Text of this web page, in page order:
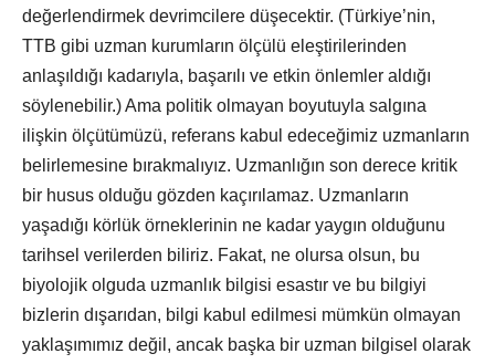
değerlendirmek devrimcilere düşecektir. (Türkiye’nin,
TTB gibi uzman kurumların ölçülü eleştirilerinden
anlaşıldığı kadarıyla, başarılı ve etkin önlemler aldığı
söylenebilir.) Ama politik olmayan boyutuyla salgına
ilişkin ölçütümüzü, referans kabul edeceğimiz uzmanların
belirlemesine bırakmalıyız. Uzmanlığın son derece kritik
bir husus olduğu gözden kaçırılamaz. Uzmanların
yaşadığı körlük örneklerinin ne kadar yaygın olduğunu
tarihsel verilerden biliriz. Fakat, ne olursa olsun, bu
biyolojik olguda uzmanlık bilgisi esastır ve bu bilgiyi
bizlerin dışarıdan, bilgi kabul edilmesi mümkün olmayan
yaklaşımımız değil, ancak başka bir uzman bilgisel olarak